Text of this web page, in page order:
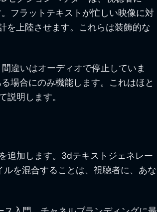
フラットテキストが忙しい映像に対
を上陸させます。これらは装飾的な
違いはオーディオで停止していま
場合にのみ機能します。これはほと
明します。
追加します。3dテキストジェネレー
を混合することは、視聴者に、あな